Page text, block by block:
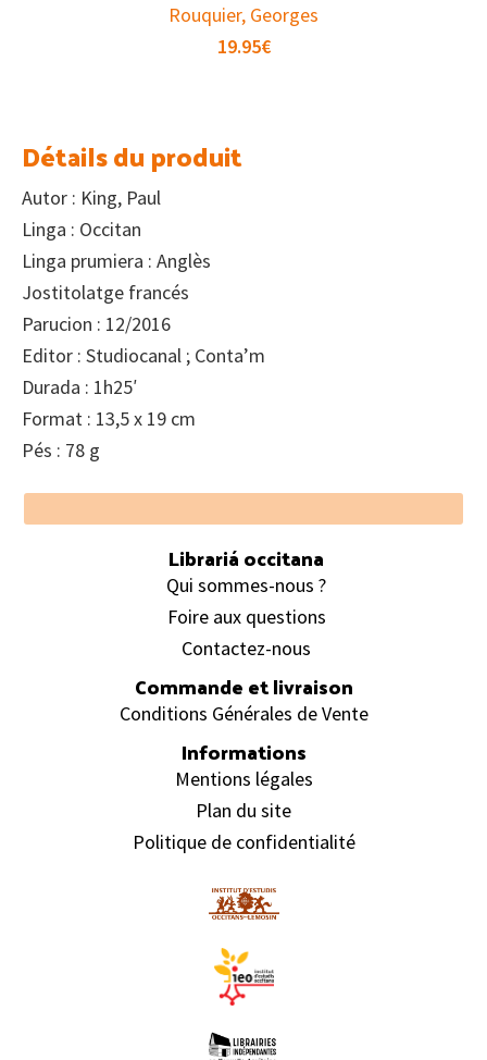
Rouquier, Georges
19.95€
Détails du produit
Autor : King, Paul
Linga : Occitan
Linga prumiera : Anglès
Jostitolatge francés
Parucion : 12/2016
Editor : Studiocanal ; Conta’m
Durada : 1h25′
Format : 13,5 x 19 cm
Pés : 78 g
Footer
Librariá occitana
Qui sommes-nous ?
Foire aux questions
Contactez-nous
Commande et livraison
Conditions Générales de Vente
Informations
Mentions légales
Plan du site
Politique de confidentialité